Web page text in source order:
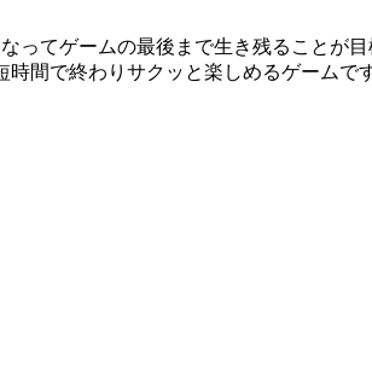
てゲームの最後まで生き残ることが目
間で終わりサクッと楽しめるゲームです